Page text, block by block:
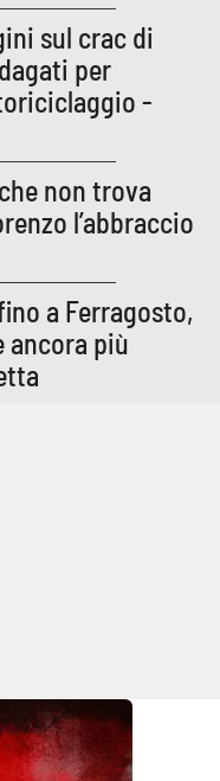
sul crac di
per
-
non trova
l’abbraccio
a Ferragosto,
ancora più